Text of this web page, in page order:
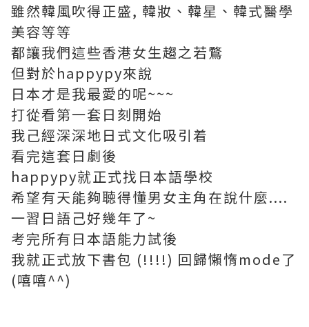
雖然韓風吹得正盛, 韓妝、韓星、韓式醫學
美容等等
都讓我們這些香港女生趨之若鶩
但對於happypy來說
日本才是我最愛的呢~~~
打從看第一套日刻開始
我己經深深地日式文化吸引着
看完這套日劇後
happypy就正式找日本語學校
希望有天能夠聴得懂男女主角在說什麼....
一習日語己好幾年了~
考完所有日本語能力試後
我就正式放下書包 (!!!!) 回歸懶惰mode了
(嘻嘻^^)